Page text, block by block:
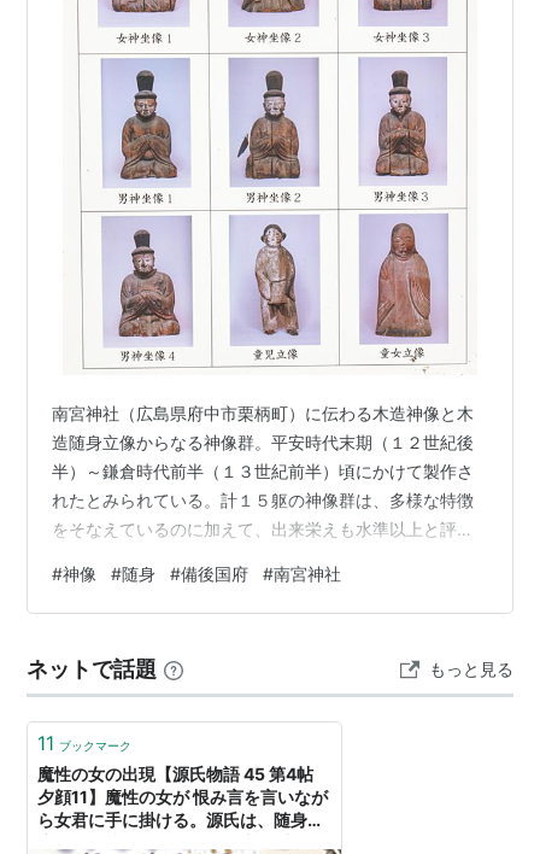
南宮神社（広島県府中市栗柄町）に伝わる木造神像と木
造随身立像からなる神像群。平安時代末期（１２世紀後
半）～鎌倉時代前半（１３世紀前半）頃にかけて製作さ
れたとみられている。計１５躯の神像群は、多様な特徴
をそなえているのに加えて、出来栄えも水準以上と評価
ている。 南宮神社の神像群 参考文献 南宮神社の神像群
南宮神社は、備後国府跡の南約２キロメートルに位置。
指定されているのは、南宮神社本殿の木造神像１１躯
と、随身門に伝わる木造随身立像４躯*1の計１５躯。
kuregure.hatenablog.co…
#神像 #随身 #備後国府 #南宮神社
ネットで話題 もっと見る
11 ブックマーク
魔性の女の出現【源氏物語 45 第4帖
夕顔11】魔性の女が 恨み言を言いなが
ら女君に手に掛ける。源氏は、随身に